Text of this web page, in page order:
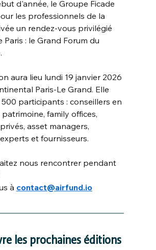
d'année, le Groupe Ficade
les professionnels de la
un rendez-vous privilégié
: le Grand Forum du
aura lieu lundi 19 janvier 2026
Paris-Le Grand. Elle
participants : conseillers en
family offices,
asset managers,
et fournisseurs.
nous rencontrer pendant
à contact@airfund.io
les prochaines éditions